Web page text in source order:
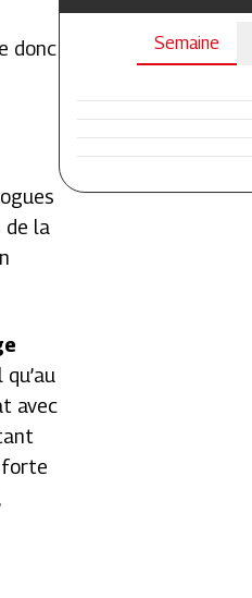
donc
de la
avec
forte
Semaine